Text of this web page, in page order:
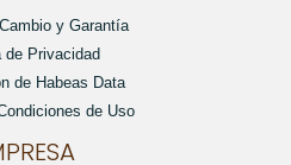
y Garantía
de Privacidad
de Habeas Data
de Uso